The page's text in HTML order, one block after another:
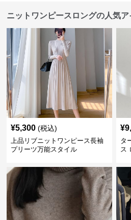
ニットワンピースロングの人気ア
¥5,300 (税込)
上品リブニットワンピース長袖
プリーツ万能スタイル
¥
タ
ス